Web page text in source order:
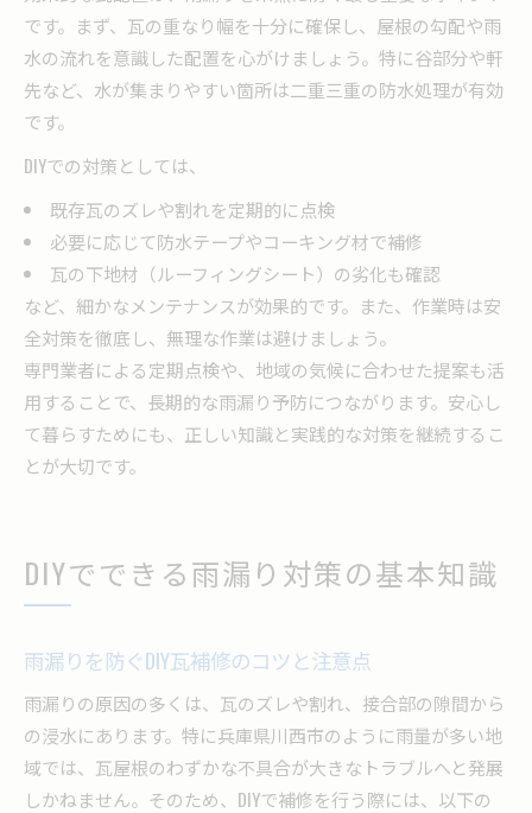
です。まず、瓦の重なり幅を十分に確保し、屋根の勾配や雨
水の流れを意識した配置を心がけましょう。特に谷部分や軒
先など、水が集まりやすい箇所は二重三重の防水処理が有効
です。
DIYでの対策としては、
既存瓦のズレや割れを定期的に点検
必要に応じて防水テープやコーキング材で補修
瓦の下地材（ルーフィングシート）の劣化も確認
など、細かなメンテナンスが効果的です。また、作業時は安
全対策を徹底し、無理な作業は避けましょう。
専門業者による定期点検や、地域の気候に合わせた提案も活
用することで、長期的な雨漏り予防につながります。安心し
て暮らすためにも、正しい知識と実践的な対策を継続するこ
とが大切です。
DIYでできる雨漏り対策の基本知識
雨漏りを防ぐDIY瓦補修のコツと注意点
雨漏りの原因の多くは、瓦のズレや割れ、接合部の隙間から
の浸水にあります。特に兵庫県川西市のように雨量が多い地
域では、瓦屋根のわずかな不具合が大きなトラブルへと発展
しかねません。そのため、DIYで補修を行う際には、以下の